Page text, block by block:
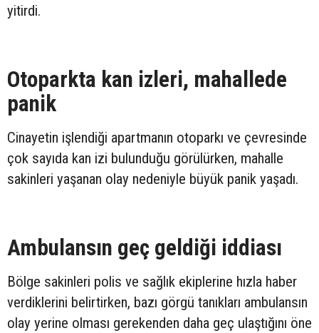
yitirdi.
Otoparkta kan izleri, mahallede
panik
Cinayetin işlendiği apartmanın otoparkı ve çevresinde
çok sayıda kan izi bulunduğu görülürken, mahalle
sakinleri yaşanan olay nedeniyle büyük panik yaşadı.
Ambulansın geç geldiği iddiası
Bölge sakinleri polis ve sağlık ekiplerine hızla haber
verdiklerini belirtirken, bazı görgü tanıkları ambulansın
olay yerine olması gerekenden daha geç ulaştığını öne